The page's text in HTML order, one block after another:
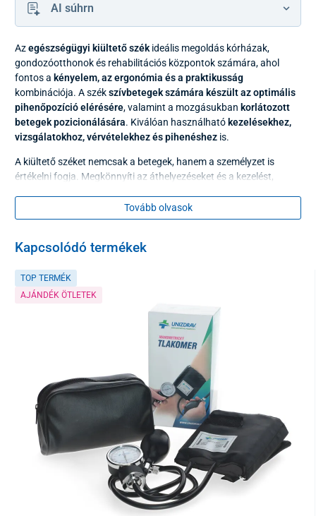
AI súhrn
Azegészségügyi kiültető szék ideális megoldás kórházak,
gondozóotthonok és rehabilitációs központok számára, ahol
fontos a kényelem, az ergonómia és a praktikusság
kombinációja. A székszívbetegek számára készült az optimális
pihenőpozíció elérésére, valamint a mozgásukban korlátozott
betegek pozicionálására. Kiválóan használhatókezelésekhez,
vizsgálatokhoz, vérvételekhez és pihenéshez is.
A kiültető széket nemcsak a betegek, hanem a személyzet is
értékelni fogja. Megkönnyíti az áthelyezéseket és a kezelést,
3 fokozatú állíthatóság
Ennek a kiültető széknek az ergonomikus kialakítása
tehermentesíti a gerincet és az ízületeket, ígyhosszabb ülés
során is kényelmet biztosítfelesleges feszültség és kimerültség
A pozícióállítás gyors és biztonságosa rögzíthető
döntőmechanizmusnakköszönhetően, amely lehetővé teszi a
szék aktuális igényekhez való igazítását.
Tovább olvasok
Kapcsolódó termékek
TOP TERMÉK
AJÁNDÉK ÖTLETEK